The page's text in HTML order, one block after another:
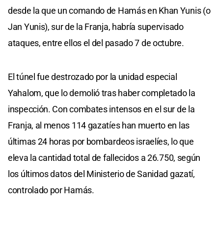
desde la que un comando de Hamás en Khan Yunis (o
Jan Yunis), sur de la Franja, habría supervisado
ataques, entre ellos el del pasado 7 de octubre.
El túnel fue destrozado por la unidad especial
Yahalom, que lo demolió tras haber completado la
inspección. Con combates intensos en el sur de la
Franja, al menos 114 gazatíes han muerto en las
últimas 24 horas por bombardeos israelíes, lo que
eleva la cantidad total de fallecidos a 26.750, según
los últimos datos del Ministerio de Sanidad gazatí,
controlado por Hamás.